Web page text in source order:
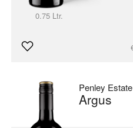
0.75 Ltr.
Penley Estate
Argus